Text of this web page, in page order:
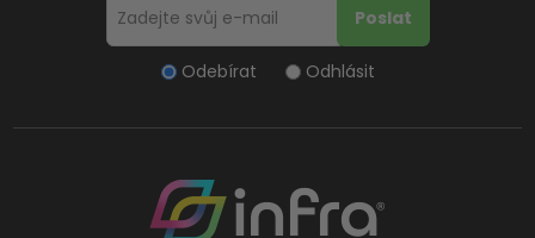
Odebírat Odhlásit